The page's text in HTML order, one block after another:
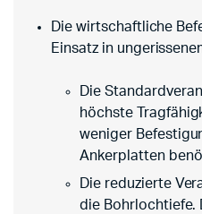
Die wirtschaftliche
Einsatz in
Die
höchste
weniger
Ankerplatten
Die reduzierte
die Bohrlochtiefe.